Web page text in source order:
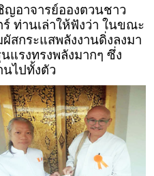
อาจารย์อองตวนชาว
ท่านเล่าให้ฟังว่า ในขณะ
สกระแสพลังงานดิ่งลงมา
แรงทรงพลังมากๆ ซึ่ง
นไปทั้งตัว